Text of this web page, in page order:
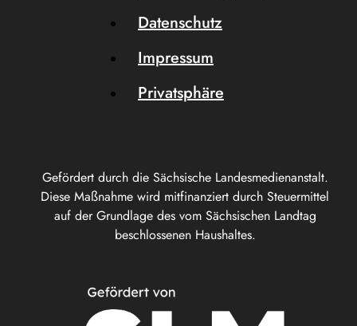
Gefördert durch die Sächsische Landesmedienanstalt.
Diese Maßnahme wird mitfinanziert durch Steuermittel
auf der Grundlage des vom Sächsischen Landtag
beschlossenen Haushaltes.
Datenschutz
Impressum
Privatsphäre